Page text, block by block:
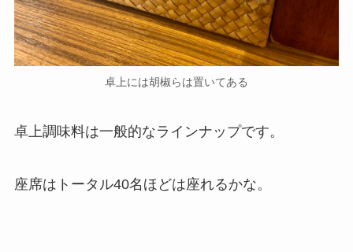
卓上には胡椒らは置いてある
卓上調味料は一般的なラインナップです。
座席はトータル40名ほどは座れるかな。